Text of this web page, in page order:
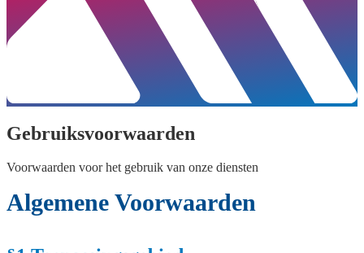
Gebruiksvoorwaarden
Voorwaarden voor het gebruik van onze diensten
Algemene Voorwaarden